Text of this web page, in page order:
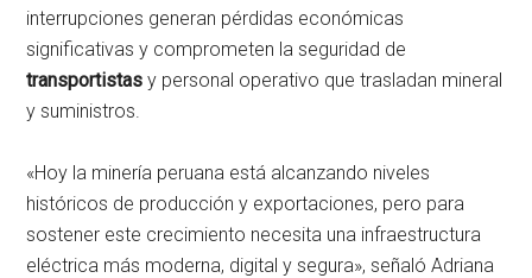
interrupciones generan pérdidas económicas
significativas y comprometen la seguridad de
transportistas y personal operativo que trasladan mineral
y suministros.
«Hoy la minería peruana está alcanzando niveles
históricos de producción y exportaciones, pero para
sostener este crecimiento necesita una infraestructura
eléctrica más moderna, digital y segura», señaló Adriana